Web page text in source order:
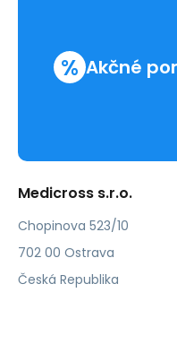
% Akčné
Medicross s.r.o.
Chopinova 523/10
702 00 Ostrava
Česká Republika